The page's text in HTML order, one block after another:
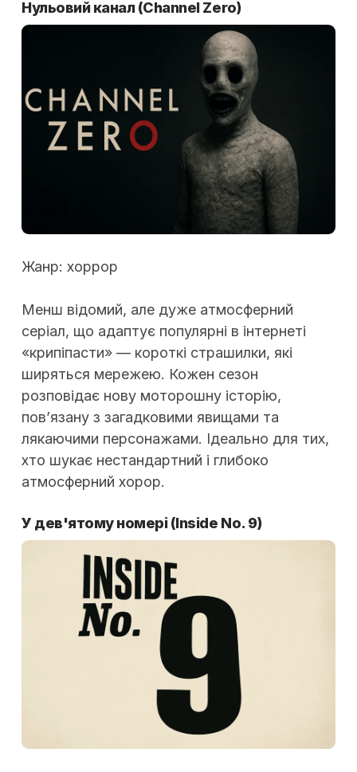
Нульовий канал(Channel Zero)
Жанр: хоррор
Менш відомий, але дуже атмосферний
серіал, що адаптує популярні в інтернеті
«крипіпасти» — короткі страшилки, які
ширяться мережею. Кожен сезон
розповідає нову моторошну історію,
пов’язану з загадковими явищами та
лякаючими персонажами. Ідеально для тих,
хто шукає нестандартний і глибоко
атмосферний хорор.
У дев'ятому номері(Inside No. 9)